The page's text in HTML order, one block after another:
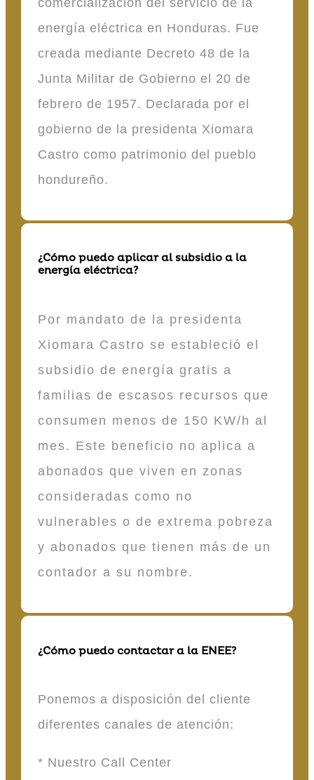
energía eléctrica en Honduras. Fue
creada mediante Decreto 48 de la
Junta Militar de Gobierno el 20 de
febrero de 1957. Declarada por el
gobierno de la presidenta Xiomara
Castro como patrimonio del pueblo
hondureño.
¿Cómo puedo aplicar al subsidio a la
energía eléctrica?
Por mandato de la presidenta
Xiomara Castro se estableció el
subsidio de energía gratis a
familias de escasos recursos que
consumen menos de 150 KW/h al
mes. Este beneficio no aplica a
abonados que viven en zonas
consideradas como no
vulnerables o de extrema pobreza
y abonados que tienen más de un
contador a su nombre.
¿Cómo puedo contactar a la ENEE?
Ponemos a disposición del cliente
diferentes canales de atención:
* Nuestro Call Center